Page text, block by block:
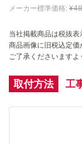
メーカー標準価格:
当社掲載商品は税抜表
商品画像に旧税込定価
ご了承くださいますよ
取付方法 工